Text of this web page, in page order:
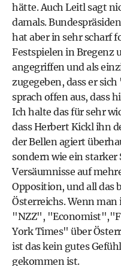
hätte. Auch Leitl sagt
damals.
hat aber in sehr scharf
Festspielen in Bregenz
angegriffen und als
zugegeben, dass er
sprach offen aus, dass
Ich halte das für sehr
dass Herbert Kickl ihn
der Bellen agiert
sondern wie ein starker
Versäumnisse auf
Opposition, und all das
Österreichs. Wenn
"NZZ",
York Times" über
ist das kein gutes
gekommen ist.